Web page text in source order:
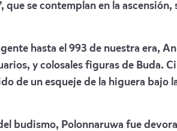
que se contemplan en la
hasta el 993 de nuestra era,
y colosales figuras de Buda.
de un esqueje de la higuera bajo
budismo, Polonnaruwa fue